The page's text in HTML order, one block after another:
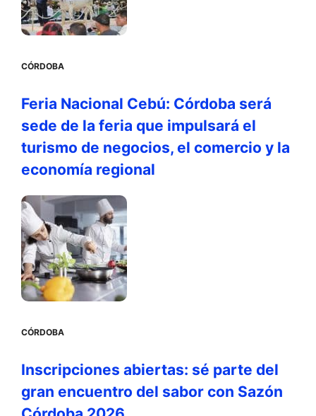
CÓRDOBA
Feria Nacional Cebú: Córdoba será
sede de la feria que impulsará el
turismo de negocios, el comercio y la
economía regional
CÓRDOBA
Inscripciones abiertas: sé parte del
gran encuentro del sabor con Sazón